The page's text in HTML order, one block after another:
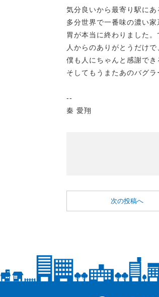
気分良いから最寄り駅にあ
多分世界で一番味の濃い家
胃が本当に終わりました。
人からのありがとうだけ
僕も人にちゃんと感謝でき
そしてもうまたあのバグ
--
秦 愛翔
次の投稿へ